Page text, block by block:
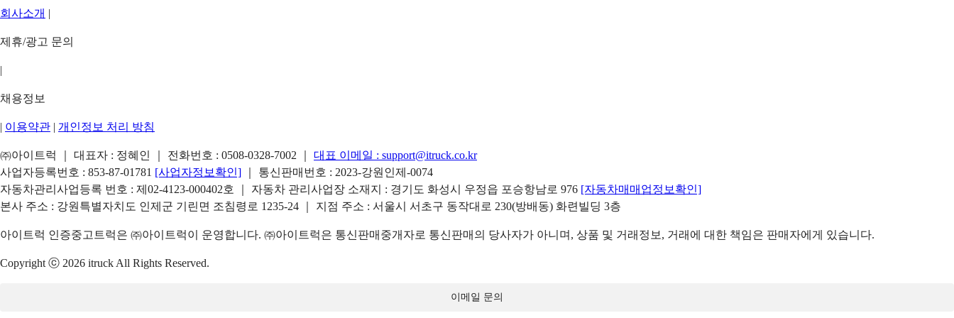
회사소개 |
제휴/광고 문의
|
채용정보
| 이용약관 | 개인정보 처리 방침
㈜아이트럭 ｜ 대표자 : 정혜인 ｜ 전화번호 : 0508-0328-7002 대표 이메일 : support@itruck.co.kr
사업자등록번호 : 853-87-01781 [사업자정보확인]
｜ 통신판매번호 : 2023-강원인제-0074
자동차관리사업등록 번호 : 제02-4123-000402호 ｜ 자동차 관리사업장 소재지 : 경기도 화성시 우정읍 포승항남로 976 [자동차매매업정보확인]
본사 주소 : 강원특별자치도 인제군 기린면 조침령로 1235-24 ｜ 지점 주소 : 서울시 서초구 동작대로 230(방배동) 화련빌딩 3층
아이트럭 인증중고트럭은 ㈜아이트럭이 운영합니다. ㈜아이트럭은 통신판매중개자로 통신판매의 당사자가 아니며, 상품 및 거래정보, 거래에 대한 책임은 판매자에게 있습니다.
Copyright ⓒ 2026 itruck All Rights Reserved.
이메일 문의